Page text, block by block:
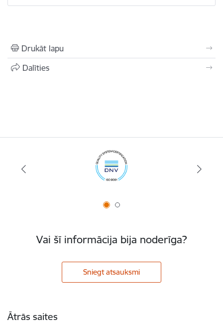
Drukāt lapu
Dalīties
Vai šī informācija bija noderīga?
Sniegt atsauksmi
Ātrās saites